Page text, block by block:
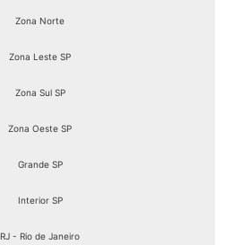
Zona Norte
Zona Leste SP
Zona Sul SP
Zona Oeste SP
Grande SP
Interior SP
RJ - Rio de Janeiro